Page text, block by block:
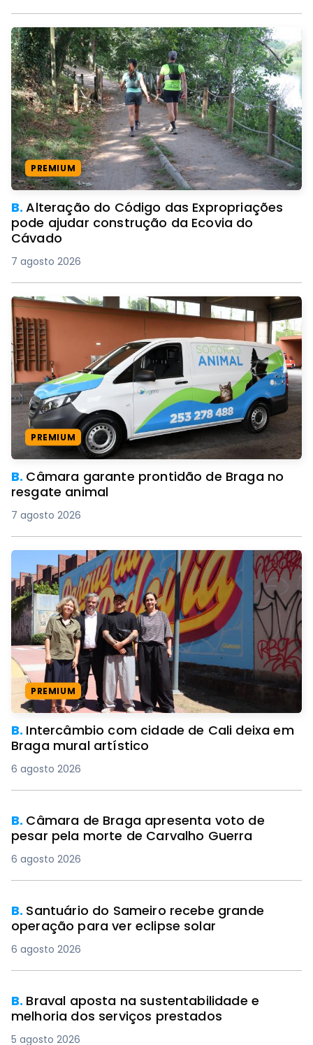
PREMIUM
B.Alteração do Código das Expropriações
pode ajudar construção da Ecovia do
Cávado
7 agosto 2026
PREMIUM
B. Câmara garante prontidão de Braga no
resgate animal
7 agosto 2026
PREMIUM
B. Intercâmbio com cidade de Cali deixa em
Braga mural artístico
6 agosto 2026
B. Câmara de Braga apresenta voto de
pesar pela morte de Carvalho Guerra
6 agosto 2026
B. Santuário do Sameiro recebe grande
operação para ver eclipse solar
6 agosto 2026
B. Braval aposta na sustentabilidade e
melhoria dos serviços prestados
5 agosto 2026